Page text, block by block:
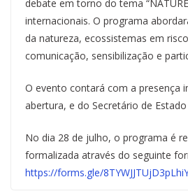
debate em torno do tema
internacionais. O programa
da natureza, ecossistemas em
comunicação, sensibilização e
O evento contará com a presença
abertura, e do Secretário de
No dia 28 de julho, o programa é
formalizada através do seguinte
https://forms.gle/